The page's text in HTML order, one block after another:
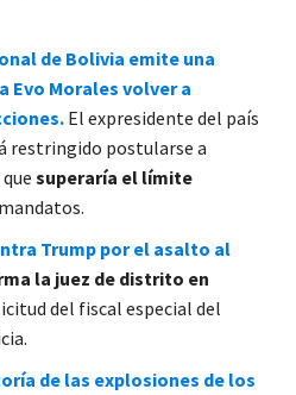
de Bolivia emite una
Evo Morales volver a
El expresidente del país
restringido postularse a
superaría el límite
Trump por el asalto al
la juez de distrito en
del fiscal especial del
de las explosiones de los